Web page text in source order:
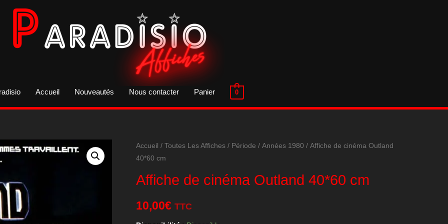
Accueil Nouveautés Nous contacter Panier 0
Accueil / Toutes Les Affiches / Période / Années 1980 / Affiche de cinéma Outland
40*60 cm
Affiche de cinéma Outland 40*60 cm
10,00€ TTC